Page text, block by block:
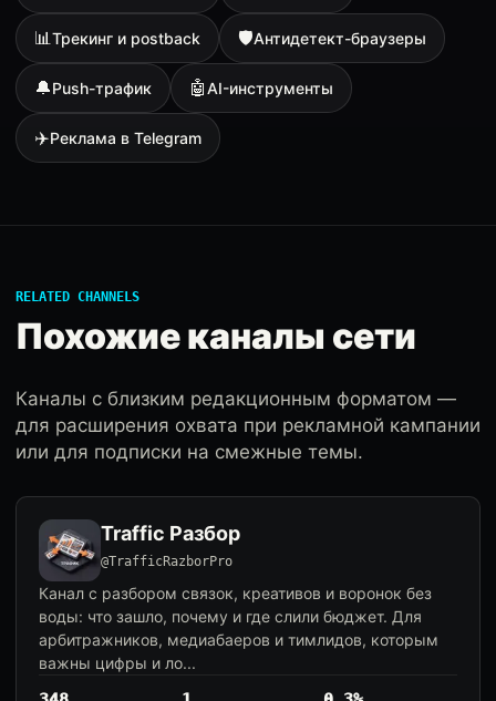
📊Трекинг и postback 🛡Антидетект-браузеры
🔔Push-трафик 🤖AI-инструменты
✈️Реклама в Telegram
RELATED CHANNELS
Похожие каналы сети
Каналы с близким редакционным форматом —
для расширения охвата при рекламной кампании
или для подписки на смежные темы.
Traffic Разбор
@TrafficRazborPro
Канал с разбором связок, креативов и воронок без
воды: что зашло, почему и где слили бюджет. Для
арбитражников, медиабаеров и тимлидов, которым
важны цифры и ло...